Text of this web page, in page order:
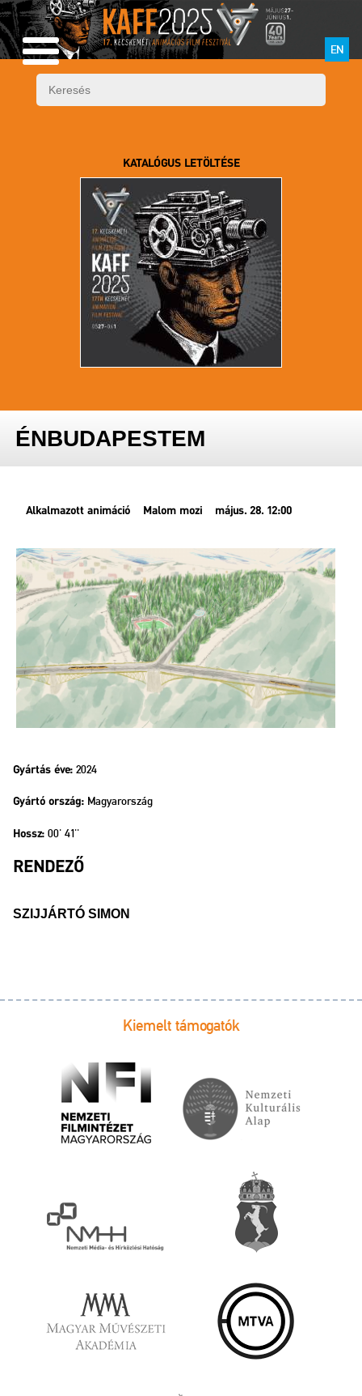
EN
KATALÓGUS LETÖLTÉSE
ÉNBUDAPESTEM
Alkalmazott animáció Malom mozi május. 28. 12:00
Gyártás éve: 2024
Gyártó ország: Magyarország
Hossz: 00' 41''
RENDEZŐ
SZIJJÁRTÓ SIMON
Kiemelt támogatók